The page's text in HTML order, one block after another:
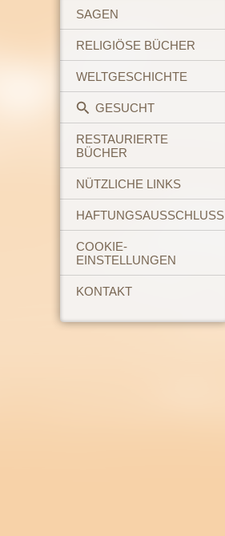
SAGEN
RELIGIÖSE BÜCHER
WELTGESCHICHTE
GESUCHT
RESTAURIERTE
BÜCHER
NÜTZLICHE LINKS
HAFTUNGSAUSSCHLUSS
COOKIE-
EINSTELLUNGEN
KONTAKT